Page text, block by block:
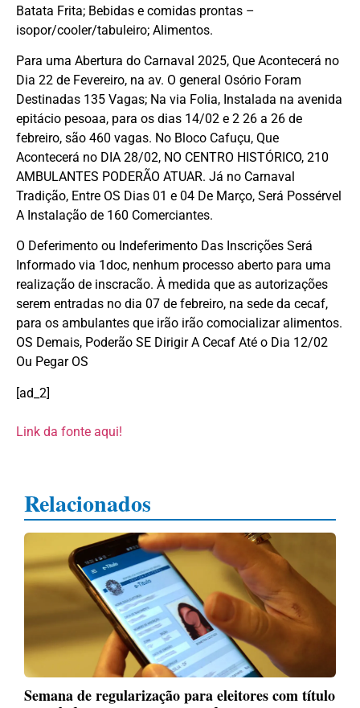
Batata Frita; Bebidas e comidas prontas –
isopor/cooler/tabuleiro; Alimentos.
Para uma Abertura do Carnaval 2025, Que Acontecerá no
Dia 22 de Fevereiro, na av. O general Osório Foram
Destinadas 135 Vagas; Na via Folia, Instalada na avenida
epitácio pesoaa, para os dias 14/02 e 2 26 a 26 de
febreiro, são 460 vagas. No Bloco Cafuçu, Que
Acontecerá no DIA 28/02, NO CENTRO HISTÓRICO, 210
AMBULANTES PODERÃO ATUAR. Já no Carnaval
Tradição, Entre OS Dias 01 e 04 De Março, Será Possérvel
A Instalação de 160 Comerciantes.
O Deferimento ou Indeferimento Das Inscrições Será
Informado via 1doc, nenhum processo aberto para uma
realização de inscracão. À medida que as autorizações
serem entradas no dia 07 de febreiro, na sede da cecaf,
para os ambulantes que irão irão comocializar alimentos.
OS Demais, Poderão SE Dirigir A Cecaf Até o Dia 12/02
Ou Pegar OS
[ad_2]
Link da fonte aqui!
Relacionados
Semana de regularização para eleitores com título